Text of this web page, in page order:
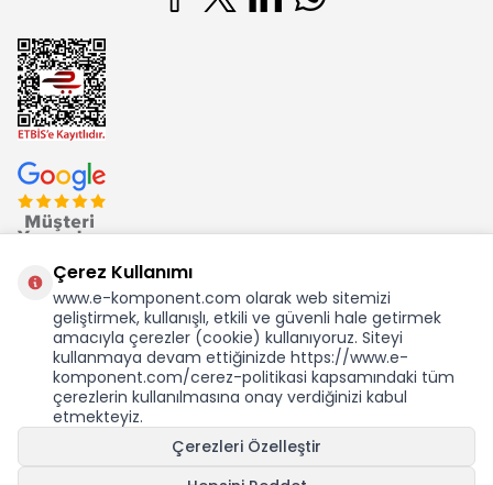
KDV Dahil Birim Fiyat
Ekom Elk. Elektronik San. ve Tic. A.Ş.'nin Tescilli Bir Markasıdır
Çerez Kullanımı
www.e-komponent.com olarak web sitemizi
geliştirmek, kullanışlı, etkili ve güvenli hale getirmek
amacıyla çerezler (cookie) kullanıyoruz. Siteyi
kullanmaya devam ettiğinizde https://www.e-
komponent.com/cerez-politikasi kapsamındaki tüm
çerezlerin kullanılmasına onay verdiğinizi kabul
etmekteyiz.
Çerezleri Özelleştir